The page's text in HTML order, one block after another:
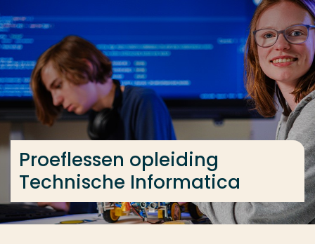
... > Technische Informatica voltijd
Proeflessen opleiding
Technische Informatica
Veel gezocht
Opleiding
Contact